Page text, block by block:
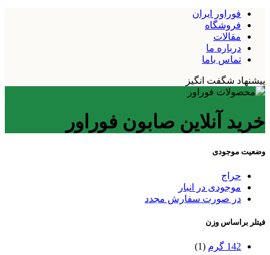
فوراور ایران
فروشگاه
مقالات
درباره ما
تماس باما
پیشنهاد شگفت انگیز
خرید آنلاین صابون فوراور
وضعیت موجودی
حراج
موجودی در انبار
در صورت سفارش مجدد
فیتلر براساس وزن
142 گرم (1)